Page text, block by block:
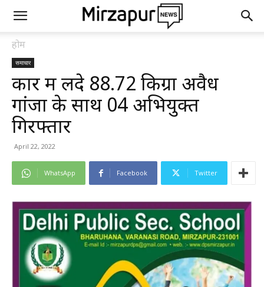
होम
समाचार
कार में लदे 88.72 किग्रा अवैध
गांजा के साथ 04 अभियुक्त
गिरफ्तार
April 22, 2022
WhatsApp Facebook Twitter